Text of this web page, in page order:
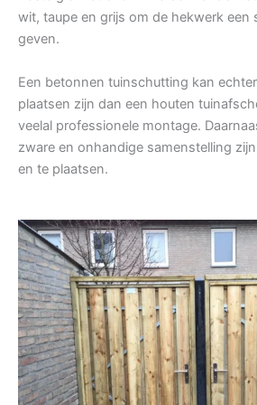
wit, taupe en grijs om de hekwerk een
geven.
Een betonnen tuinschutting kan
plaatsen zijn dan een houten
veelal professionele montage.
zware en onhandige samenstelling
en te plaatsen.